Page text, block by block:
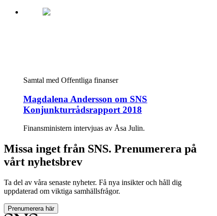
Samtal med Offentliga finanser
Magdalena Andersson om SNS
Konjunkturrådsrapport 2018
Finansministern intervjuas av Åsa Julin.
Missa inget från SNS. Prenumerera på
vårt nyhetsbrev
Ta del av våra senaste nyheter. Få nya insikter och håll dig
uppdaterad om viktiga samhällsfrågor.
Prenumerera här